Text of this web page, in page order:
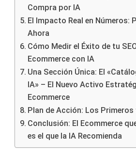
Compra por IA
El Impacto Real en Números:
Ahora
Cómo Medir el Éxito de tu
Ecommerce con IA
Una Sección Única: El
IA» – El Nuevo Activo
Ecommerce
Plan de Acción: Los Primeros
Conclusión: El Ecommerce
es el que la IA Recomienda